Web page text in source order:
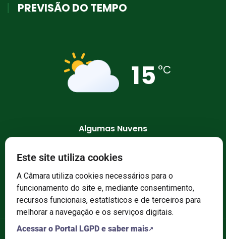
PREVISÃO DO TEMPO
15 °C
Algumas Nuvens
95 % 1009 mb
Este site utiliza cookies
A Câmara utiliza cookies necessários para o
funcionamento do site e, mediante consentimento,
recursos funcionais, estatísticos e de terceiros para
melhorar a navegação e os serviços digitais.
Acessar o Portal LGPD e saber mais